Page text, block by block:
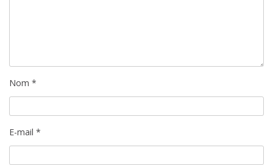
Nom *
E-mail *